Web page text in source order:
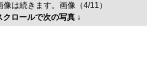
像は続きます。画像（4/11）
クロールで次の写真 ↓